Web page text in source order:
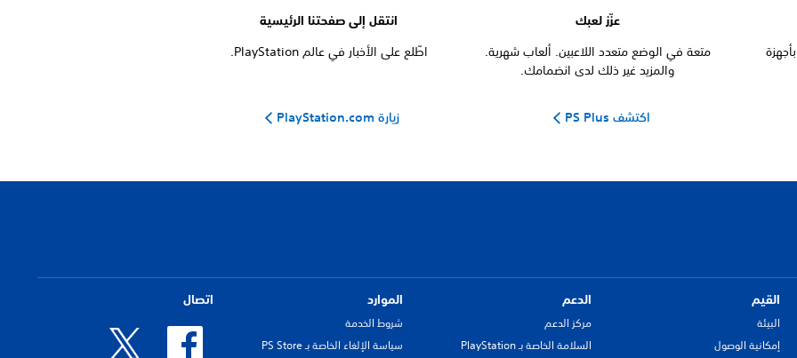
انتقل إلى صفحتنا الرئيسية
اطّلع على الأخبار في عالم PlayStation.
زيارة PlayStation.com
عزّز لعبك
متعة في الوضع متعدد اللاعبين. ألعاب شهرية.
والمزيد غير ذلك لدى انضمامك.
اكتشف PS Plus
القيم
البيئة
إمكانية الوصول
الدعم
مركز الدعم
السلامة الخاصة بـ PlayStation
الموارد
شروط الخدمة
سياسة الإلغاء الخاصة بـ PS Store
اتصال